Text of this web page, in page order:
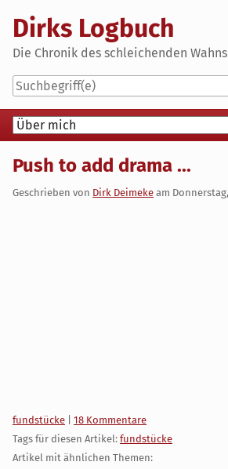
content
Dirks Logbuch
Die Chronik des schleichenden
Navigation
Push to add drama ...
Geschrieben von Dirk Deimeke am
Kategorien:
fundstücke
18 Kommentare
Tags für diesen Artikel: fundstücke
Artikel mit ähnlichen Themen: